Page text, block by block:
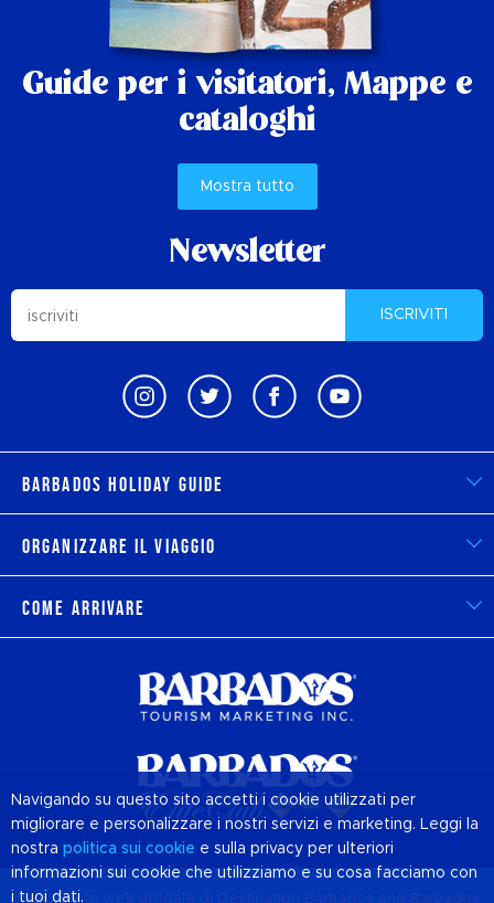
Guide per i visitatori, Mappe e
cataloghi
Mostra tutto
Newsletter
ISCRIVITI
Barbados Holiday Guide
Organizzare il viaggio
Come arrivare
© 2026 Sito web ufficiale di Destination
Navigando su questo sito accetti i cookie utilizzati per
migliorare e personalizzare i nostri servizi e marketing. Leggi la
nostra politica sui cookie e sulla privacy per ulteriori
informazioni sui cookie che utilizziamo e su cosa facciamo con
i tuoi dati.